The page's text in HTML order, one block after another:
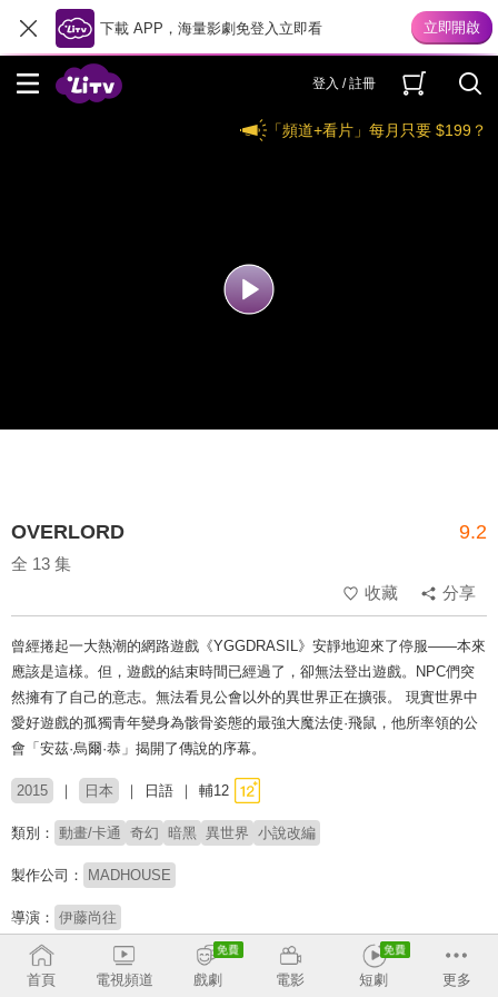
下載 APP，海量影劇免登入立即看
登入 / 註冊
「頻道+看片」每月只要 $199？
OVERLORD 9.2
全 13 集
收藏
分享
曾經捲起一大熱潮的網路遊戲《YGGDRASIL》安靜地迎來了停服——本來
應該是這樣。但，遊戲的結束時間已經過了，卻無法登出遊戲。NPC們突
然擁有了自己的意志。無法看見公會以外的異世界正在擴張。 現實世界中
愛好遊戲的孤獨青年變身為骸骨姿態的最強大魔法使·飛鼠，他所率領的公
會「安茲·烏爾·恭」揭開了傳說的序幕。
2015 日本 日語 輔12
類別： 動畫/卡通 奇幻 暗黑 異世界 小說改編
製作公司： MADHOUSE
導演： 伊藤尚往
配音： 原由實 上坂堇 加藤英美里 內山夕實
加藤將之
三宅健太
首頁 電視頻道 戲劇 電影 短劇 更多